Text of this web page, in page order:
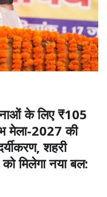
के लिए ₹105
मेला-2027 की
शहरी
मिलेगा नया बल: